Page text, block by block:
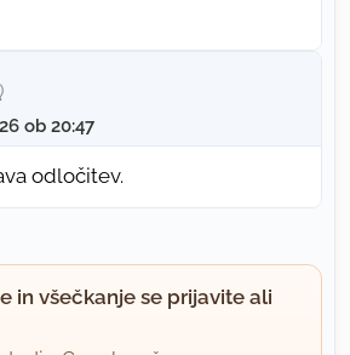
ob 20:47
odločitev.
in všečkanje se prijavite ali